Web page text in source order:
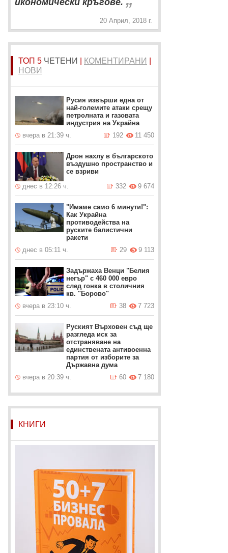
икономически кръгове.
20 Април, 2018 г.
ТОП 5 ЧЕТЕНИ КОМЕНТИРАНИ
НОВИ
Русия извърши една от
най-големите атаки срещу
петролната и газовата
индустрия на Украйна
вчера в 21:39 ч.
11 450
192
Дрон нахлу в българското
въздушно пространство и
се взриви
днес в 12:26 ч.
9 674
332
"Имаме само 6 минути!":
Как Украйна
противодейства на
руските балистични
ракети
днес в 05:11 ч.
9 113
29
Задържаха Венци "Белия
негър" с 460 000 евро
след гонка в столичния
кв. "Борово"
вчера в 23:10 ч.
7 723
38
Руският Върховен съд ще
разгледа иск за
отстраняване на
единствената антивоенна
партия от изборите за
Държавна дума
вчера в 20:39 ч.
7 180
60
КНИГИ